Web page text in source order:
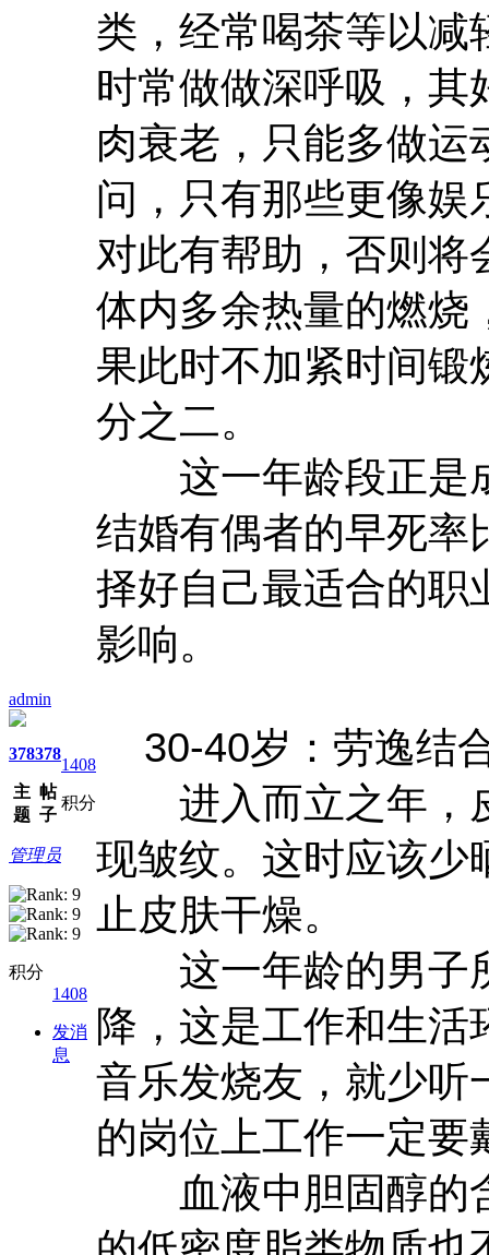
admin
378
主
题
378
帖
子
1408
积分
管理员
积分
1408
发消
息
类，经常喝茶等以减
时常做做深呼吸，其
肉衰老，只能多做运
问，只有那些更像娱
对此有帮助，否则将
体内多余热量的燃烧
果此时不加紧时间锻
分之二。
这一年龄段正是
结婚有偶者的早死率
择好自己最适合的职
影响。
30-40岁：劳逸结
进入而立之年，
现皱纹。这时应该少
止皮肤干燥。
这一年龄的男子
降，这是工作和生
音乐发烧友，就少听
的岗位上工作一定要
血液中胆固醇的